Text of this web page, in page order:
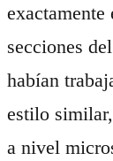
exactamente
secciones
habían
estilo
a nivel